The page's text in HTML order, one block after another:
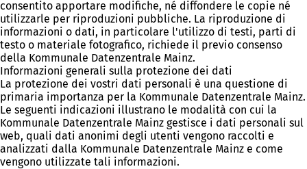
consentito apportare modifiche, né diffondere le copie né
utilizzarle per riproduzioni pubbliche. La riproduzione di
informazioni o dati, in particolare l'utilizzo di testi, parti di
testo o materiale fotografico, richiede il previo consenso
della Kommunale Datenzentrale Mainz.
Informazioni generali sulla protezione dei dati
La protezione dei vostri dati personali è una questione di
primaria importanza per la Kommunale Datenzentrale Mainz.
Le seguenti indicazioni illustrano le modalità con cui la
Kommunale Datenzentrale Mainz gestisce i dati personali sul
web, quali dati anonimi degli utenti vengono raccolti e
analizzati dalla Kommunale Datenzentrale Mainz e come
vengono utilizzate tali informazioni.